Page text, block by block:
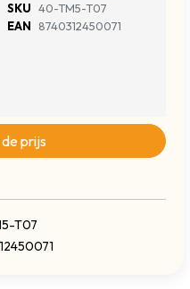
SKU 40-TM5-T07
EAN
8740312450071
prijs
T07